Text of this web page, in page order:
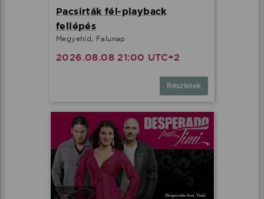
Pacsirták fél-playback
fellépés
Megyehíd, Falunap
2026.08.08 21:00 UTC+2
Részletek